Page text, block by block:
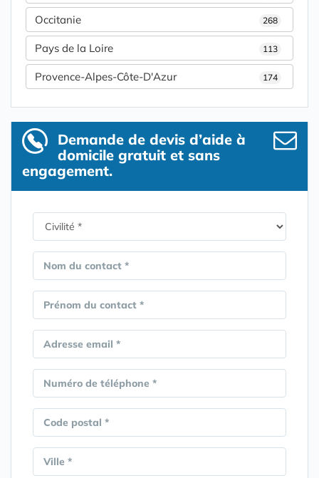
Occitanie 268
Pays de la Loire 113
Provence-Alpes-Côte-D'Azur 174
Demande de devis d’aide à
domicile gratuit et sans
engagement.
Nom du contact *
Prénom du contact *
Adresse email *
Numéro de téléphone *
Code postal *
Ville *